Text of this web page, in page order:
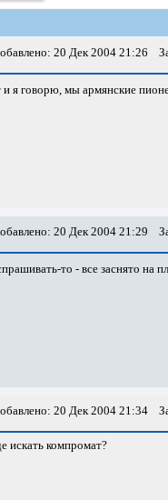
20 Дек 2004 21:26
я говорю, мы армянские
20 Дек 2004 21:29
то - все заснято на
20 Дек 2004 21:34
искать компромат?